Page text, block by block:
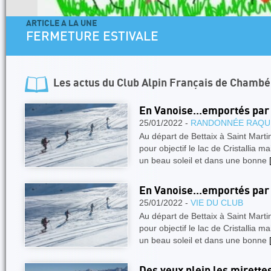
ARTICLE A LA UNE
FERMETURE ESTIVALE
Les actus du Club Alpin Français de
En Vanoise...emportés
25/01/2022 - RANDONNÉE
Au départ de Bettaix à Saint
pour objectif le lac de Cristallia
un beau soleil et dans une bonne
En Vanoise...emportés
25/01/2022 - VIE DU CLUB
Au départ de Bettaix à Saint
pour objectif le lac de Cristallia
un beau soleil et dans une bonne